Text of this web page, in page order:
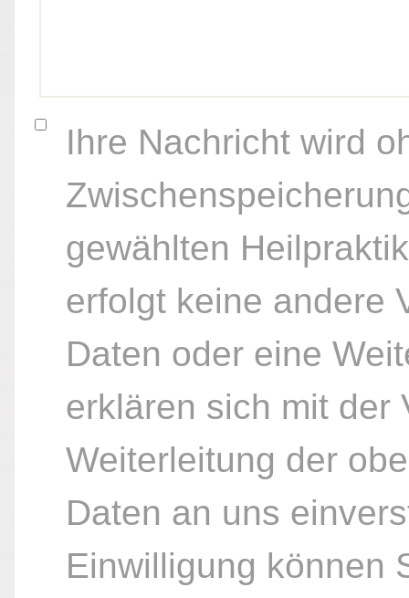
Ihre Nachricht wird
gewählten
erfolgt keine andere
Daten oder eine
erklären sich mit der
Weiterleitung der
Daten an uns
Einwilligung können